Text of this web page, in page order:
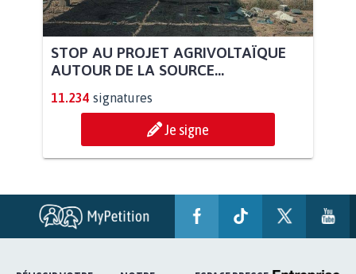
STOP AU PROJET AGRIVOLTAÏQUE
AUTOUR DE LA SOURCE...
11.234 signatures
Je signe